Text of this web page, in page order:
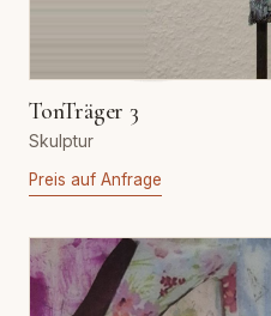
TonTräger 3
Skulptur
Preis auf Anfrage